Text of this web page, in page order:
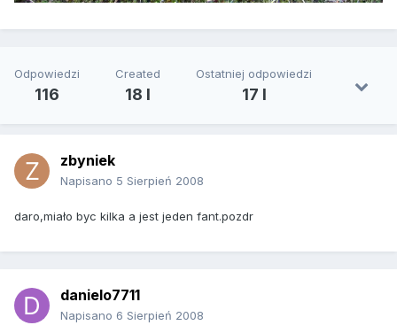
Odpowiedzi
116
Created
18 l
Ostatniej odpowiedzi
17 l
zbyniek
Napisano 5 Sierpień 2008
daro,miało byc kilka a jest jeden fant.pozdr
danielo7711
Napisano 6 Sierpień 2008